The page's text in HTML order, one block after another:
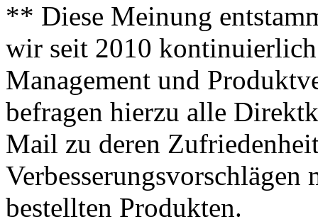
** Diese Meinung
wir seit 2010
Management und
befragen hierzu alle
Mail zu deren
bestellten Produkten.